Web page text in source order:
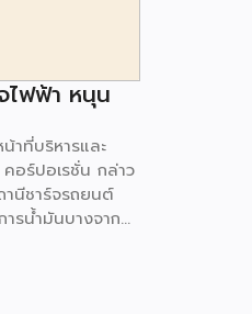
ไฟฟ้า หนุน
าที่บริหารและ
อร์ปอเรชั่น กล่าว
านีชาร์จรถยนต์
รน้ำมันบางจาก